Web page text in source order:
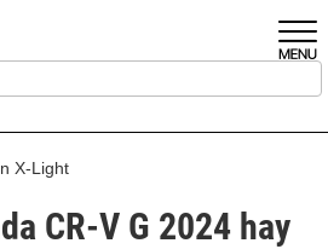
X-Light
CR-V G 2024 hay